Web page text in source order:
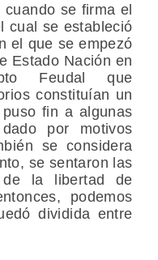
se firma el
cual se estableció
el que se empezó
Estado Nación en
Feudal que
constituían un
fin a algunas
por motivos
se considera
se sentaron las
la libertad de
podemos
dividida entre